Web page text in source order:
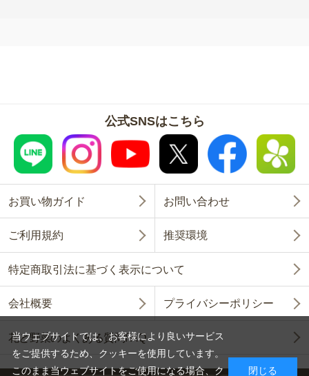
公式SNSはこちら
お買い物ガイド お問い合わせ
ご利用規約 推奨環境
特定商取引法に基づく表示について
会社概要 プライバシーポリシー
花と野菜のよくある質問FAQ
当ウェブサイトでは、お客様により良いサービス
をご提供するため、クッキーを使用しています。
このまま当ウェブサイトをご使用になる場合、ク
閉じる